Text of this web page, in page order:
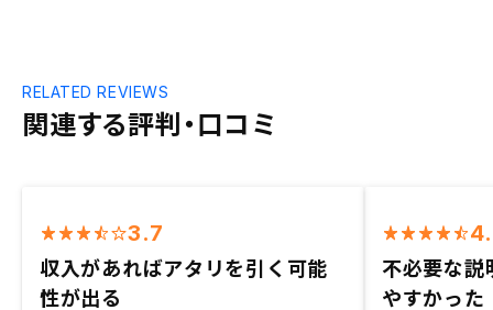
関連する評判・口コミ
RELATED REVIEWS
3.7
収入があればアタリを引く可能
性が出る
不必要な説
やすかった